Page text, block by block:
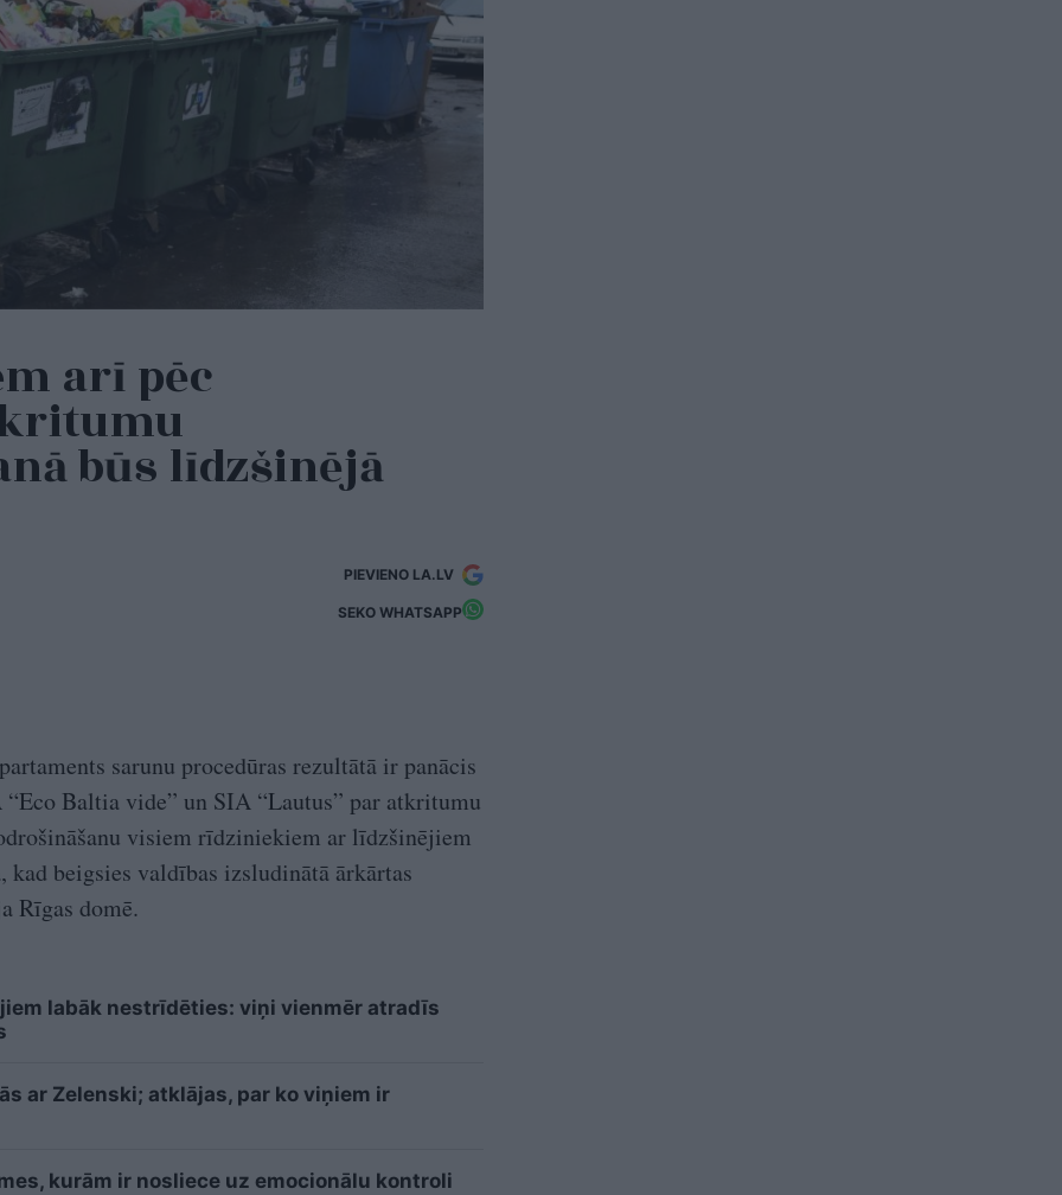
arī pēc
būs līdzšinējā
PIEVIENO LA.LV
SEKO WHATSAPP
sarunu procedūras rezultātā ir panācis
Baltia vide” un SIA “Lautus” par atkritumu
visiem rīdziniekiem ar līdzšinējiem
beigsies valdības izsludinātā ārkārtas
Rīgas domē.
labāk nestrīdēties: viņi vienmēr atradīs
ar Zelenski; atklājas, par ko viņiem ir
kurām ir nosliece uz emocionālu kontroli